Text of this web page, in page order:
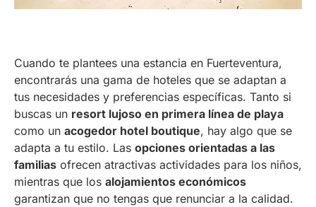
Cuando te plantees una estancia en Fuerteventura,
encontrarás una gama de hoteles que se adaptan a
tus necesidades y preferencias específicas. Tanto si
buscas un resort lujoso en primera línea de playa
como un acogedor hotel boutique, hay algo que se
adapta a tu estilo. Las opciones orientadas a las
familias ofrecen atractivas actividades para los niños,
mientras que los alojamientos económicos
garantizan que no tengas que renunciar a la calidad.